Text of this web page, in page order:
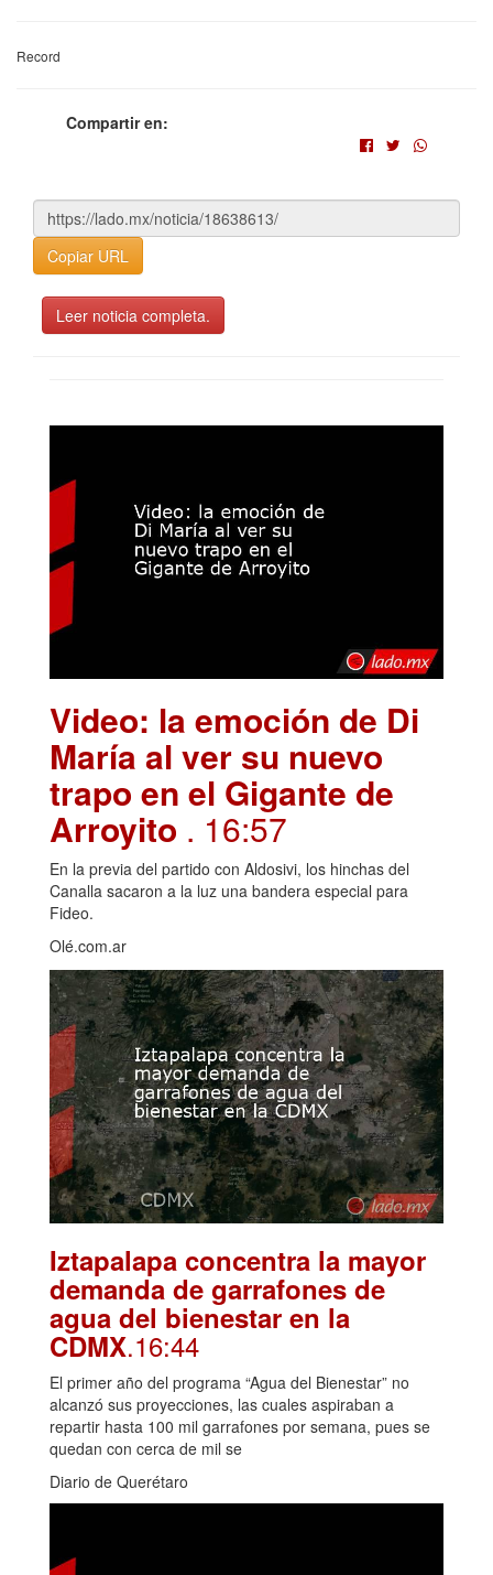
Record
Compartir en:
Copiar URL
Leer noticia completa.
Video: la emoción de Di
María al ver su nuevo
trapo en el Gigante de
Arroyito . 16:57
En la previa del partido con Aldosivi, los hinchas del
Canalla sacaron a la luz una bandera especial para
Fideo.
Olé.com.ar
Iztapalapa concentra la mayor
demanda de garrafones de
agua del bienestar en la
CDMX.16:44
El primer año del programa “Agua del Bienestar” no
alcanzó sus proyecciones, las cuales aspiraban a
repartir hasta 100 mil garrafones por semana, pues se
quedan con cerca de mil se
Diario de Querétaro